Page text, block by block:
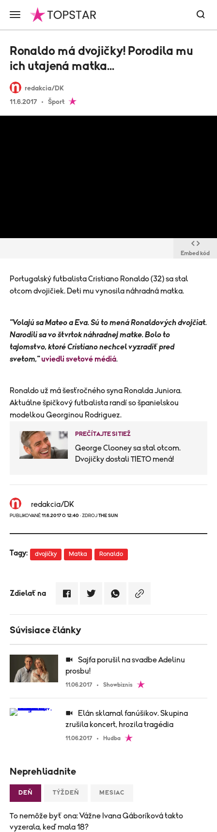
redakcia/DK
11.6.2017
Šport
Ronaldo má dvojičky! Porodila mu
ich utajená matka...
Embed kód
Portugalský futbalista Cristiano Ronaldo (32) sa stal
otcom dvojičiek. Deti mu vynosila náhradná matka.
"Volajú sa Mateo a Eva. Sú to mená Ronaldových dvojčiat.
Narodili sa vo štvrtok náhradnej matke. Bolo to
tajomstvo, ktoré Cristiano nechcel vyzradiť pred
svetom," uviedli svetové médiá.
Ronaldo už má šesťročného syna Ronalda Juniora.
Aktuálne špičkový futbalista randí so španielskou
modelkou Georginou Rodriguez.
PREČÍTAJTE SI TIEŽ
George Clooney sa stal otcom.
Dvojičky dostali TIETO mená!
redakcia/DK
PUBLIKOVANÉ 11.6.2017 O 12:40 · ZDROJ THE SUN
Tagy: dvojičky Matka Ronaldo
Zdielať na
Súvisiace články
prosbu!
11.06.2017 Showbiznis
zrušila koncert, hrozila tragédia
11.06.2017 Hudba
Neprehliadnite
DEŇ TÝŽDEŇ MESIAC
To nemôže byť ona: Vážne Ivana Gáboríková takto
vyzerala, keď mala 18?